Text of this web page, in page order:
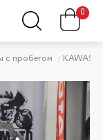
0
с пробегом